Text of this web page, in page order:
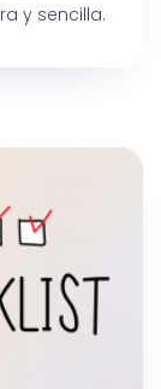
y sencilla.